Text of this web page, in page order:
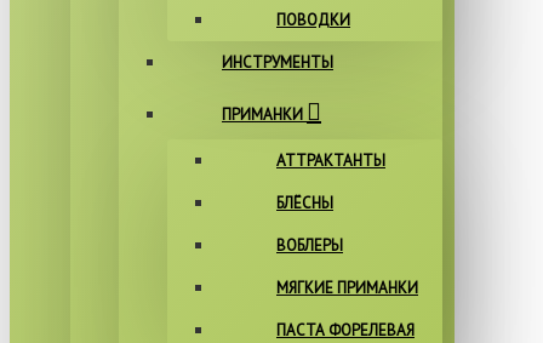
ПОВОДКИ
ИНСТРУМЕНТЫ
ПРИМАНКИ
АТТРАКТАНТЫ
БЛЁСНЫ
ВОБЛЕРЫ
МЯГКИЕ ПРИМАНКИ
ПАСТА ФОРЕЛЕВАЯ